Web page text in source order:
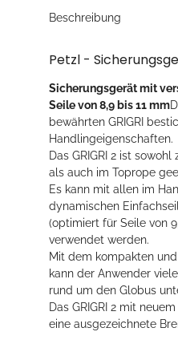
Beschreibung
Petzl -
Sicherungsgerät mit
Seile von 8,9 bis 11 mm
bewährten GRIGRI
Handlingeigenschaften.
Das GRIGRI 2 ist
als auch im Toprope
Es kann mit allen im
dynamischen
(optimiert für Seile von
verwendet werden.
Mit dem kompakten und
kann der Anwender
rund um den Globus
Das GRIGRI 2 mit
eine ausgezeichnete